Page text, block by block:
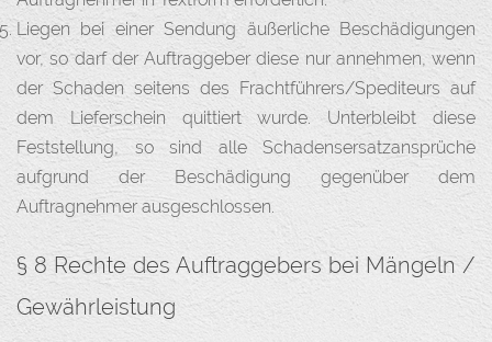
Liegen bei einer Sendung äußerliche Beschädigungen
vor, so darf der Auftraggeber diese nur annehmen, wenn
der Schaden seitens des Frachtführers/Spediteurs auf
dem Lieferschein quittiert wurde. Unterbleibt diese
Feststellung, so sind alle Schadensersatzansprüche
aufgrund der Beschädigung gegenüber dem
Auftragnehmer ausgeschlossen.
§ 8 Rechte des Auftraggebers bei Mängeln /
Gewährleistung